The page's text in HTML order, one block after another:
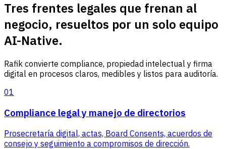
Tres frentes legales que frenan al
negocio, resueltos por un solo equipo
AI-Native.
Rafik convierte compliance, propiedad intelectual y firma
digital en procesos claros, medibles y listos para auditoría.
01
Compliance legal y manejo de directorios
Prosecretaría digital, actas, Board Consents, acuerdos de
consejo y seguimiento a compromisos de dirección.